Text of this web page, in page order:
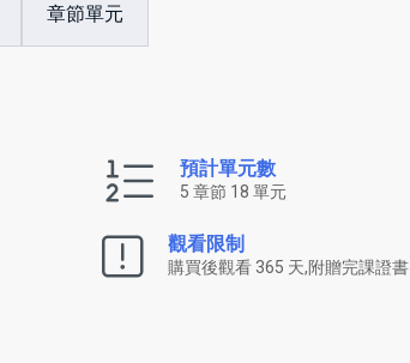
章節單元
預計單元數
5 章節 18 單元
觀看限制
購買後觀看 365 天,附贈完課證書